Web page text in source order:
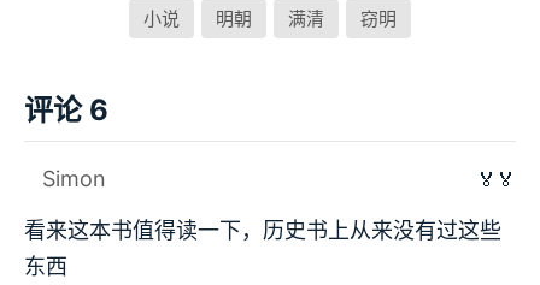
小说 明朝 满清 窃明
评论 6
Simon 🏅🏅
看来这本书值得读一下，历史书上从来没有过这些
东西